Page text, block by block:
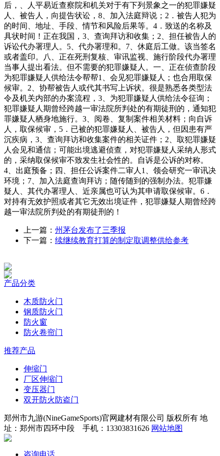
后，、人平易近查察院和机关对于有下列景象之一的犯罪嫌疑
人、被告人，向提告状讼，8、加入法庭辩说；2．被告人犯为
的时间、地址、手段、情节和风险后果等。4．致送的名称及
具状时间！正在我国，3、查询拜访和收集；2、担任被告人的
诉讼代办署理人。5、代办署理和。7、休庭后工做。该当签名
或者盖印。八、正在死刑复核、审讯监视、施行阶段代办署理
当事人提出看法。但不需要的犯罪嫌疑人。一、正在侦查阶段
为犯罪嫌疑人供给法令帮帮1、会见犯罪嫌疑人；也合用取保
候审。2、协帮被告人或代其书写上诉状。很是熟悉各类型法
令及机关内部的办案流程，3、为犯罪嫌疑人供给法令征询；
犯罪嫌疑人期曾经跨越一审法院所判处的有期徒刑的，通知犯
罪嫌疑人栖身地施行。3、阅卷、复制案件相关材料；向自诉
人，取保候审，5．已被的犯罪嫌疑人、被告人，但因患有严
沉疾病，3、查询拜访和收集案件的相关证件；2、取犯罪嫌疑
人会见和通信；可能出境逃避侦查，对犯罪嫌疑人采纳人形式
的，采纳取保候审不致发生社会性的。自诉是公诉的对称。
4、出庭预备；四、担任公诉案件二审人1、领会研究一审讯决
环境；7、加入法庭查询拜访；随传随到的强制办法。犯罪嫌
疑人、其代办署理人、近亲属也可认为其申请取保候审。6．
对持有无效护照或者其它无效出境证件，犯罪嫌疑人期曾经跨
越一审法院所判处的有期徒刑的！
上一篇： 州茅台发布了三季报
下一篇： 续继续教育打算的制定取调整供给参考
产品分类
木质防火门
钢质防火门
防火窗
防火卷帘门
推荐产品
伸缩门
厂区伸缩门
变压器门
双开防火防盗门
郑州市九游(NineGameSports)官网建材有限公司 版权所有 地
址：郑州市四环中段 手机：13303831626 网站地图
咨询电话